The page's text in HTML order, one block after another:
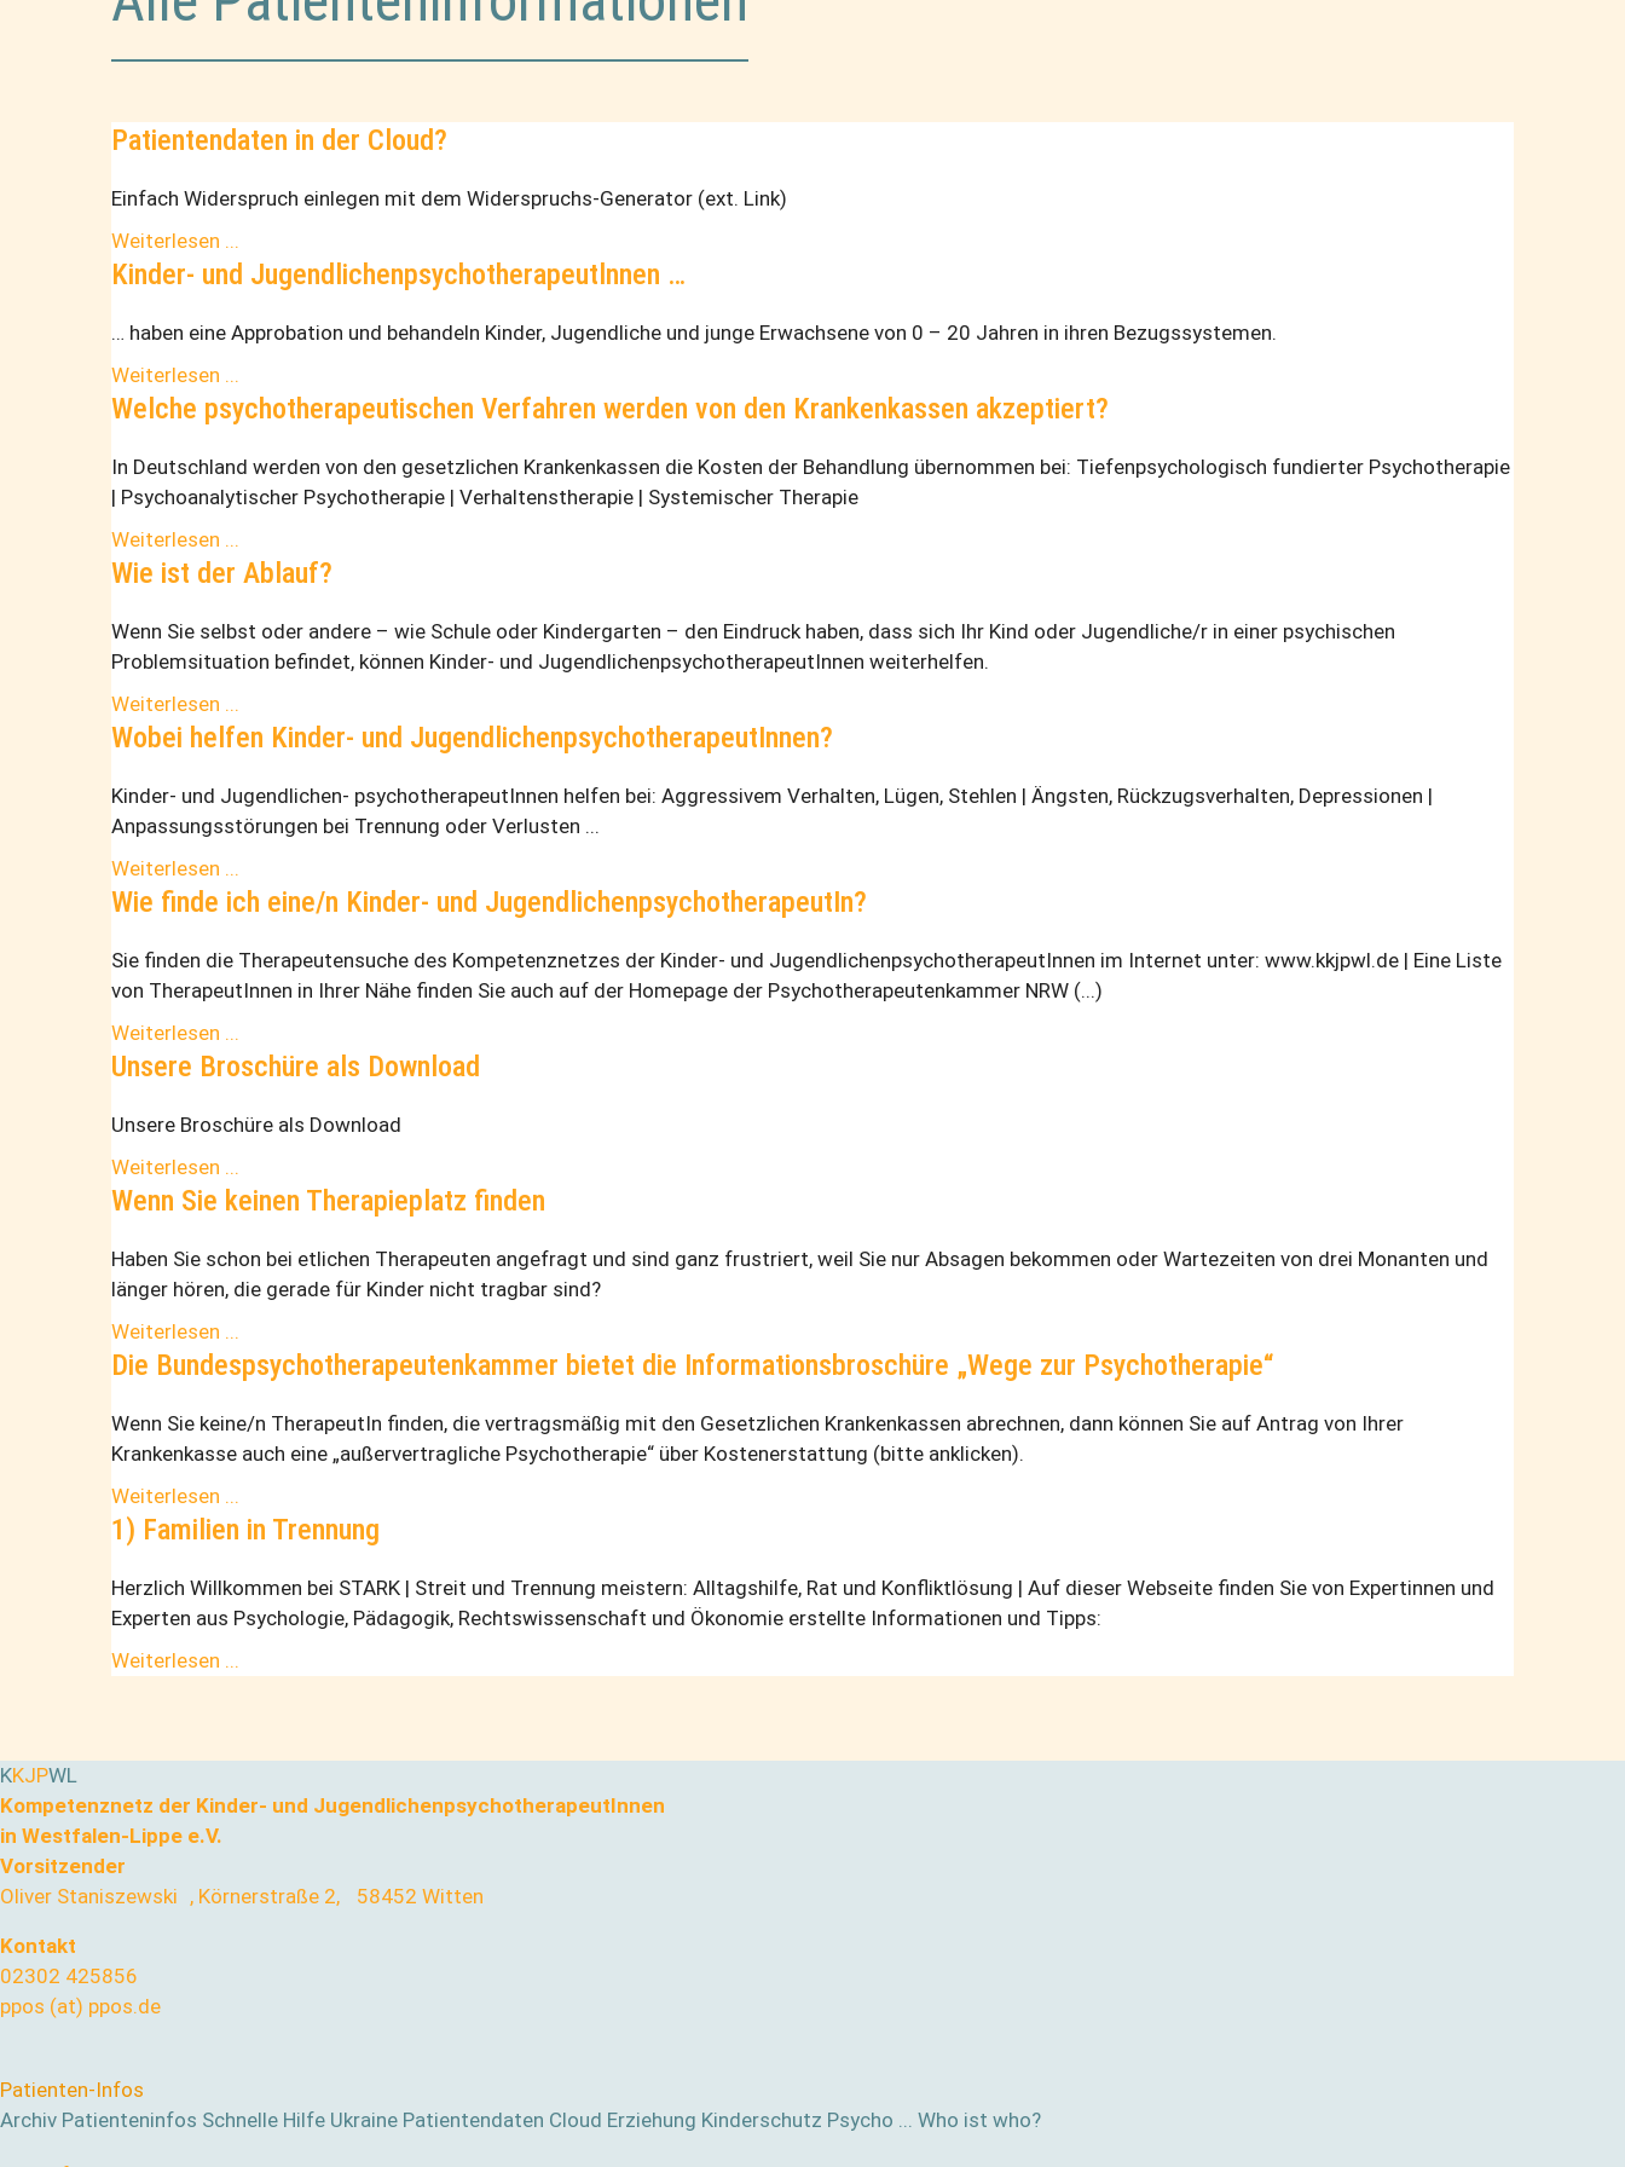
Patientendaten in der Cloud?
Einfach Widerspruch einlegen mit dem Widerspruchs-Generator (ext. Link)
Weiterlesen ...
Kinder- und Jugendlichenpsychotherapeutlnnen …
… haben eine Approbation und behandeln Kinder, Jugendliche und junge Erwachsene von 0 – 20 Jahren in ihren Bezugssystemen.
Weiterlesen ...
Welche psychotherapeutischen Verfahren werden von den Krankenkassen akzeptiert?
In Deutschland werden von den gesetzlichen Krankenkassen die Kosten der Behandlung übernommen bei: Tiefenpsychologisch fundierter Psychotherapie
| Psychoanalytischer Psychotherapie | Verhaltenstherapie | Systemischer Therapie
Weiterlesen ...
Wie ist der Ablauf?
Wenn Sie selbst oder andere – wie Schule oder Kindergarten – den Eindruck haben, dass sich Ihr Kind oder Jugendliche/r in einer psychischen
Problemsituation befindet, können Kinder- und JugendlichenpsychotherapeutInnen weiterhelfen.
Weiterlesen ...
Wobei helfen Kinder- und JugendlichenpsychotherapeutInnen?
Kinder- und Jugendlichen- psychotherapeutInnen helfen bei: Aggressivem Verhalten, Lügen, Stehlen | Ängsten, Rückzugsverhalten, Depressionen |
Anpassungsstörungen bei Trennung oder Verlusten ...
Weiterlesen ...
Wie finde ich eine/n Kinder- und JugendlichenpsychotherapeutIn?
Sie finden die Therapeutensuche des Kompetenznetzes der Kinder- und JugendlichenpsychotherapeutInnen im Internet unter: www.kkjpwl.de | Eine Liste
von TherapeutInnen in Ihrer Nähe finden Sie auch auf der Homepage der Psychotherapeutenkammer NRW (...)
Weiterlesen ...
Unsere Broschüre als Download
Unsere Broschüre als Download
Weiterlesen ...
Wenn Sie keinen Therapieplatz finden
Haben Sie schon bei etlichen Therapeuten angefragt und sind ganz frustriert, weil Sie nur Absagen bekommen oder Wartezeiten von drei Monanten und
länger hören, die gerade für Kinder nicht tragbar sind?
Weiterlesen ...
Die Bundespsychotherapeutenkammer bietet die Informationsbroschüre „Wege zur Psychotherapie“
Wenn Sie keine/n TherapeutIn finden, die vertragsmäßig mit den Gesetzlichen Krankenkassen abrechnen, dann können Sie auf Antrag von Ihrer
Krankenkasse auch eine „außervertragliche Psychotherapie“ über Kostenerstattung (bitte anklicken).
Weiterlesen ...
1) Familien in Trennung
Herz­lich Will­kom­men bei STARK | Streit und Tren­nung meis­tern: All­tags­hil­fe, Rat und Kon­flikt­lö­sung | Auf die­ser Web­sei­te fin­den Sie von Ex­per­tin­nen und
Ex­per­ten aus Psy­cho­lo­gie, Päd­ago­gik, Rechts­wiss­en­schaft und Öko­no­mie er­stell­te In­for­ma­tio­nen und Tipps:
Weiterlesen ...
KKJPWL
Kompetenznetz der Kinder- und JugendlichenpsychotherapeutInnen
in Westfalen-Lippe e.V.
Vorsitzender
Oliver Staniszewski , Körnerstraße 2, 58452 Witten
Kontakt
02302 425856
ppos (at) ppos.de
Patienten-Infos
Archiv Patienteninfos Schnelle Hilfe Ukraine Patientendaten Cloud Erziehung Kinderschutz Psycho ... Who ist who?